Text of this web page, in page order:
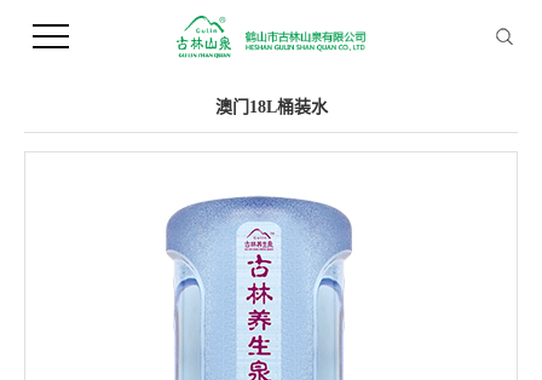
您当前的位置 ： 首 页>>产品中心>>桶装水
澳门18L桶装水